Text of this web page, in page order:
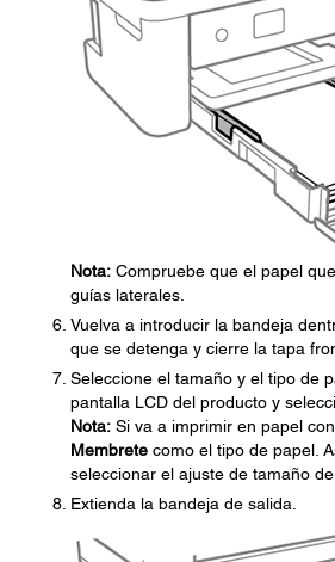
Nota: Compruebe que el papel
guías laterales.
Vuelva a introducir la bandeja
que se detenga y cierre la tapa
Seleccione el tamaño y el tipo de
pantalla LCD del producto y
Nota: Si va a imprimir en papel
Membrete como el tipo de papel.
seleccionar el ajuste de tamaño
Extienda la bandeja de salida.